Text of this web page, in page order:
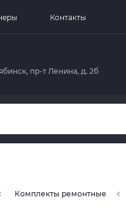
Контакты
пр-т Ленина, д. 2б
Комплекты ремонтные